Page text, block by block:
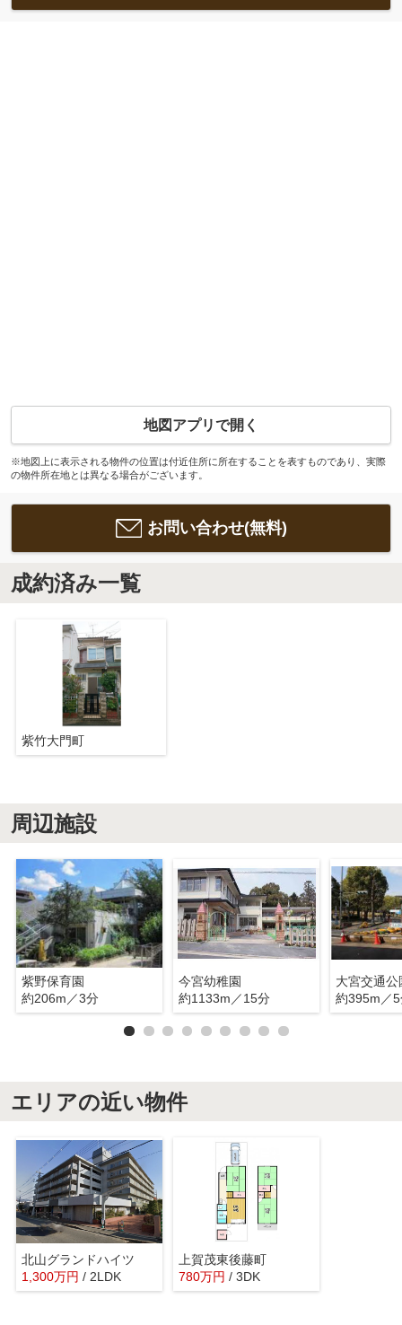
地図アプリで開く
※地図上に表示される物件の位置は付近住所に所在することを表すものであり、実際
の物件所在地とは異なる場合がございます。
お問い合わせ(無料)
成約済み一覧
紫竹大門町
周辺施設
紫野保育園
約206m／3分
今宮幼稚園
約1133m／15分
大宮交通公
約395m／
エリアの近い物件
北山グランドハイツ
1,300万円 / 2LDK
上賀茂東後藤町
780万円 / 3DK